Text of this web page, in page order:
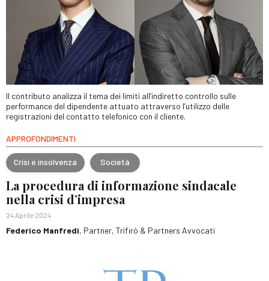
Il contributo analizza il tema dei limiti all’indiretto controllo sulle
performance del dipendente attuato attraverso l’utilizzo delle
registrazioni del contatto telefonico con il cliente.
APPROFONDIMENTI
Crisi e insolvenza Società
La procedura di informazione sindacale
nella crisi d’impresa
24 Aprile 2024
Federico Manfredi, Partner, Trifirò & Partners Avvocati